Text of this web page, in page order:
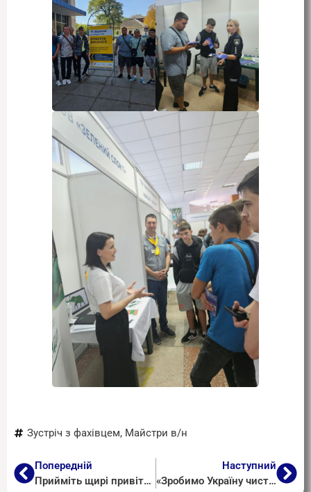
Зустріч з фахівцем, Майстри в/н
Попередній
Прийміть щирі привітання зі святом!
Наступний
«Зробимо Україну чистою разом!»